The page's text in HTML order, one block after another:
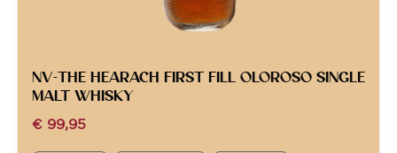
NV-THE HEARACH FIRST FILL OLOROSO SINGLE
MALT WHISKY
€ 99,95